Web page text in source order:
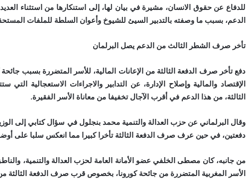
للدفاع عن حقوق الانسان، مشيرة في بيان لها، إلى استنكارها من استثناء
الدعم، بسبب ما وصفته بالتدبير السيئ للشيوخ وأعوان السلطة للملفات
تأخر صرف الشطر الثالث من الدعم يصل البرلمان
دفع تأخر صرف الدفعة الثالثة من الإعانات المالية، للأسر المتضررة بسبب جائحة
الإقتصاد والمالية وإصلاح الإدارة، عن التدابير والاجراءات الاستعجالية
الثالثة، من هذا الدعم في أقرب الآجال تخفيفا من معاناة الأسر الفقيرة.
وقال البرلماني عن حزب العدالة والتنمية محمد بنجلول في سؤال كتابي إلى
دفعتين، في حين عرف صرف الدفعة الثالثة تأخرا كبيرا مما انعكس سلبا على
من جانبه، كان مصطى الخلفي عضو الأمانة العامة لحزب العدالة والتنمية،
الأسر المغربية المتضررة من جائحة كورونا، بخصوص قرب صرف الدفعة الثالثة